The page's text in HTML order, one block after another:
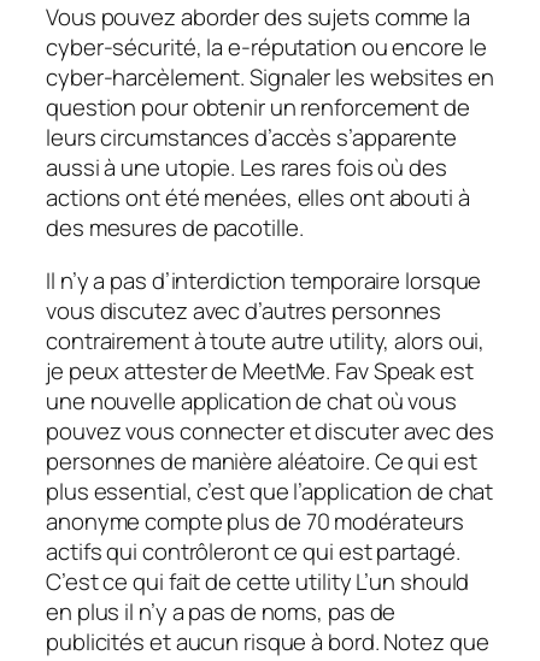
Vous pouvez aborder des sujets comme la
cyber-sécurité, la e-réputation ou encore le
cyber-harcèlement. Signaler les websites en
question pour obtenir un renforcement de
leurs circumstances d’accès s’apparente
aussi à une utopie. Les rares fois où des
actions ont été menées, elles ont abouti à
des mesures de pacotille.
Il n’y a pas d’interdiction temporaire lorsque
vous discutez avec d’autres personnes
contrairement à toute autre utility, alors oui,
je peux attester de MeetMe. Fav Speak est
une nouvelle application de chat où vous
pouvez vous connecter et discuter avec des
personnes de manière aléatoire. Ce qui est
plus essential, c’est que l’application de chat
anonyme compte plus de 70 modérateurs
actifs qui contrôleront ce qui est partagé.
C’est ce qui fait de cette utility L’un should
en plus il n’y a pas de noms, pas de
publicités et aucun risque à bord. Notez que